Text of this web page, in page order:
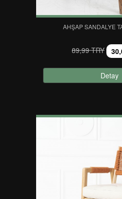
AHŞAP SANDALYE
89,99 TRY
Detay